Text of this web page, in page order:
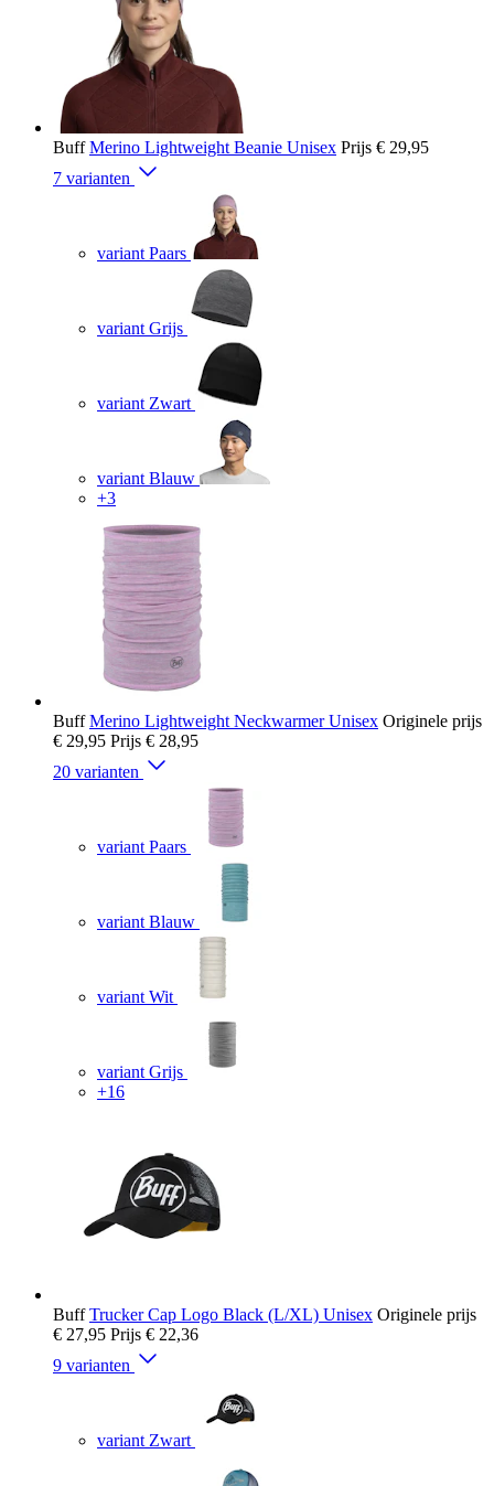
Buff Merino Lightweight Beanie Unisex Prijs € 29,95
7 varianten
variant Paars
variant Grijs
variant Zwart
variant Blauw
+3
Buff Merino Lightweight Neckwarmer Unisex Originele prijs
€ 29,95 Prijs € 28,95
20 varianten
variant Paars
variant Blauw
variant Wit
variant Grijs
+16
Buff Trucker Cap Logo Black (L/XL) Unisex Originele prijs
€ 27,95 Prijs € 22,36
9 varianten
variant Zwart